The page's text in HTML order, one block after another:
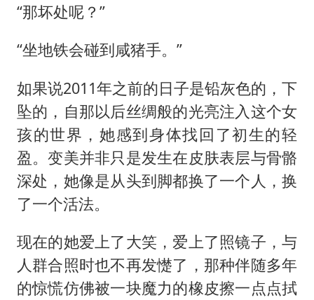
“那坏处呢？”
“坐地铁会碰到咸猪手。”
如果说2011年之前的日子是铅灰色的，下
坠的，自那以后丝绸般的光亮注入这个女
孩的世界，她感到身体找回了初生的轻
盈。变美并非只是发生在皮肤表层与骨骼
深处，她像是从头到脚都换了一个人，换
了一个活法。
现在的她爱上了大笑，爱上了照镜子，与
人群合照时也不再发憷了，那种伴随多年
的惊慌仿佛被一块魔力的橡皮擦一点点拭